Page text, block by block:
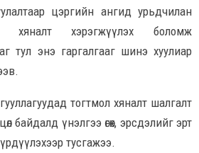
цэргийн ангид урьдчилан
хяналт хэрэгжүүлэх боломж
тул энэ гаргалгааг шинэ хуулиар
тогтмол хяналт шалгалт
байдалд үнэлгээ өгөх, эрсдэлийг эрт
тусгажээ.